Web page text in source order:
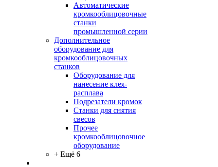
Автоматические
кромкооблицовочные
станки
промышленной серии
Дополнительное
оборудование для
кромкооблицовочных
станков
Оборудование для
нанесение клея-
расплава
Подрезатели кромок
Станки для снятия
свесов
Прочее
кромкооблицовочное
оборудование
+ Ещё 6